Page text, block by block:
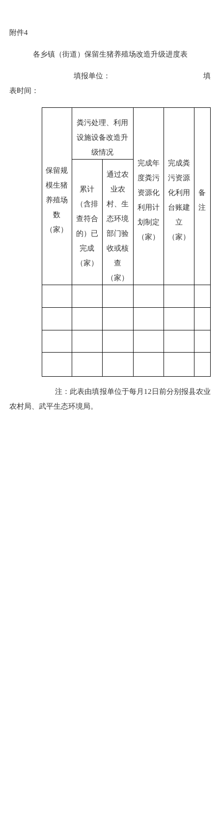
附件4
各乡镇（街道）保留生猪养殖场改造升级进度表
填报单位：
填
表时间：
保留规
模生猪
养殖场
数
（家）
粪污处理、利用
设施设备改造升
级情况
完成年
度粪污
资源化
利用计
划制定
（家）
完成粪
污资源
化利用
台账建
立
（家）
备
注
累计
（含排
查符合
的）已
完成
（家）
通过农
业农
村、生
态环境
部门验
收或核
查
（家）
注：此表由填报单位于每月 12日前分别报县农业
农村局、武平生态环境局。